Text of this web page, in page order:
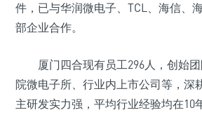
件，已与华润微电子、TCL、海信、
部企业合作。
厦门四合现有员工296人，创始
院微电子所、行业内上市公司等，深
主研发实力强，平均行业经验均在10